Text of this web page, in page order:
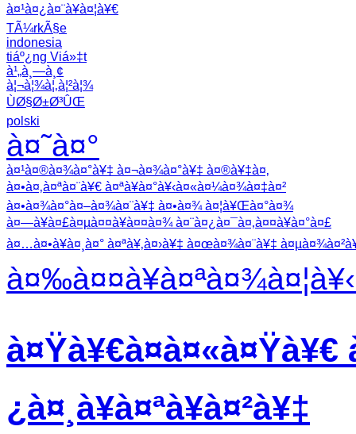
à¤¹à¤¿à¤¨à¥à¤¦à¥€
TÃ¼rkÃ§e
indonesia
tiáº¿ng Viá»‡t
à¹„à¸—à¸¢
à¦¬à¦¾à¦‚à¦²à¦¾
ÙØ§Ø±Ø³ÛŒ
polski
à¤˜à¤°
à¤¹à¤®à¤¾à¤°à¥‡ à¤¬à¤¾à¤°à¥‡ à¤®à¥‡à¤‚
à¤•à¤‚à¤ªà¤¨à¥€ à¤ªà¥à¤°à¥‹à¤«à¤¼à¤¾à¤‡à¤²
à¤•à¤¾à¤°à¤–à¤¾à¤¨à¥‡ à¤•à¤¾ à¤¦à¥Œà¤°à¤¾
à¤—à¥à¤£à¤µà¤¤à¥à¤¤à¤¾ à¤¨à¤¿à¤¯à¤‚à¤¤à¥à¤°à¤£
à¤…à¤•à¥à¤¸à¤° à¤ªà¥‚à¤›à¥‡ à¤œà¤¾à¤¨à¥‡
à¤Ÿà¥€à¤à¤«à¤Ÿà¥€
¿à¤¸à¥à¤ªà¥à¤²à¥‡